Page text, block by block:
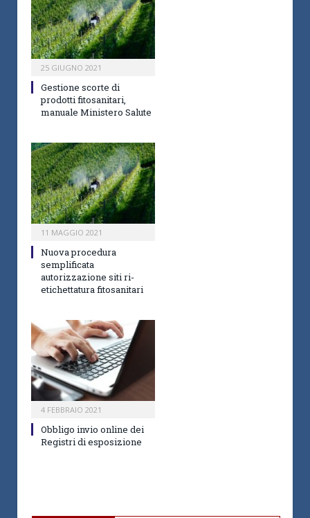
25 GIUGNO 2021
Gestione scorte di
prodotti fitosanitari,
manuale Ministero Salute
11 MAGGIO 2021
Nuova procedura
semplificata
autorizzazione siti ri-
etichettatura fitosanitari
4 FEBBRAIO 2021
Obbligo invio online dei
Registri di esposizione